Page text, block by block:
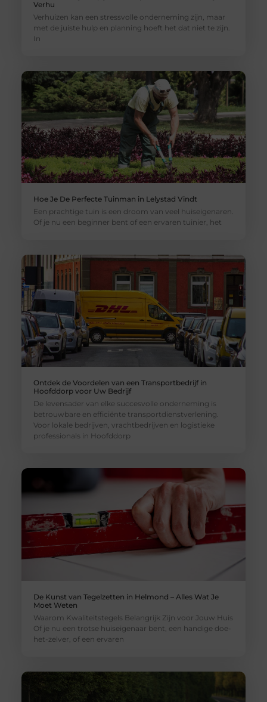
Verhu
Verhuizen kan een stressvolle onderneming zijn, maar
met de juiste hulp en planning hoeft het dat niet te zijn.
In
Hoe Je De Perfecte Tuinman in Lelystad Vindt
Een prachtige tuin is een droom van veel huiseigenaren.
Of je nu een beginner bent of een ervaren tuinier, het
Ontdek de Voordelen van een Transportbedrijf in
Hoofddorp voor Uw Bedrijf
De levensader van elke succesvolle onderneming is
betrouwbare en efficiënte transportdienstverlening.
Voor lokale bedrijven, vrachtbedrijven en logistieke
professionals in Hoofddorp
De Kunst van Tegelzetten in Helmond – Alles Wat Je
Moet Weten
Waarom Kwaliteitstegels Belangrijk Zijn voor Jouw Huis
Of je nu een trotse huiseigenaar bent, een handige doe-
het-zelver, of een ervaren